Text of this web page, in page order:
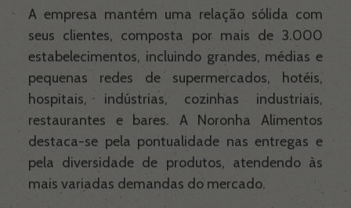
A empresa mantém uma relação sólida com
seus clientes, composta por mais de 3.000
estabelecimentos, incluindo grandes, médias e
pequenas redes de supermercados, hotéis,
hospitais, indústrias, cozinhas industriais,
restaurantes e bares. A Noronha Alimentos
destaca-se pela pontualidade nas entregas e
pela diversidade de produtos, atendendo às
mais variadas demandas do mercado.